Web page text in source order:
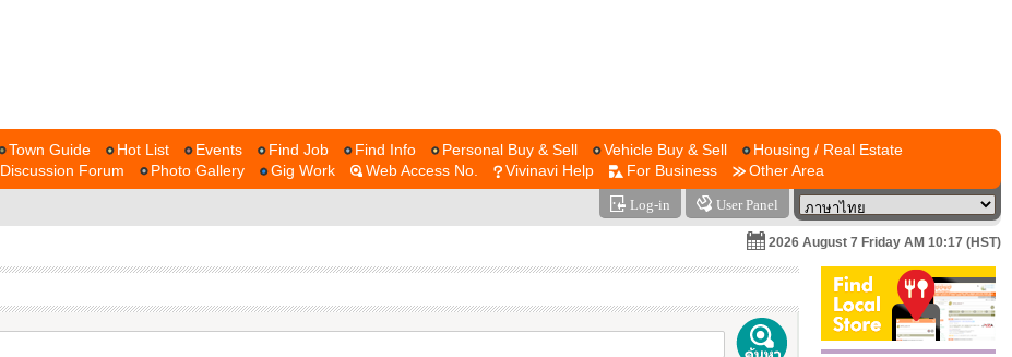
Town Guide Hot List Events Find Job Find Info Personal Buy & Sell Vehicle Buy & Sell
Housing / Real Estate
Discussion Forum Photo Gallery Gig Work Web Access No. Vivinavi Help For Business Other Area
Log-in User Panel
2026 August 7 Friday AM 10:17 (HST)